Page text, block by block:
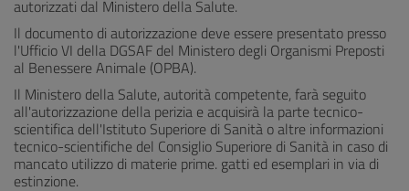
autorizzati dal Ministero della Salute.
Il documento di autorizzazione deve essere presentato presso
l'Ufficio VI della DGSAF del Ministero degli Organismi Preposti
al Benessere Animale (OPBA).
Il Ministero della Salute, autorità competente, farà seguito
all'autorizzazione della perizia e acquisirà la parte tecnico-
scientifica dell'Istituto Superiore di Sanità o altre informazioni
tecnico-scientifiche del Consiglio Superiore di Sanità in caso di
mancato utilizzo di materie prime. gatti ed esemplari in via di
estinzione.